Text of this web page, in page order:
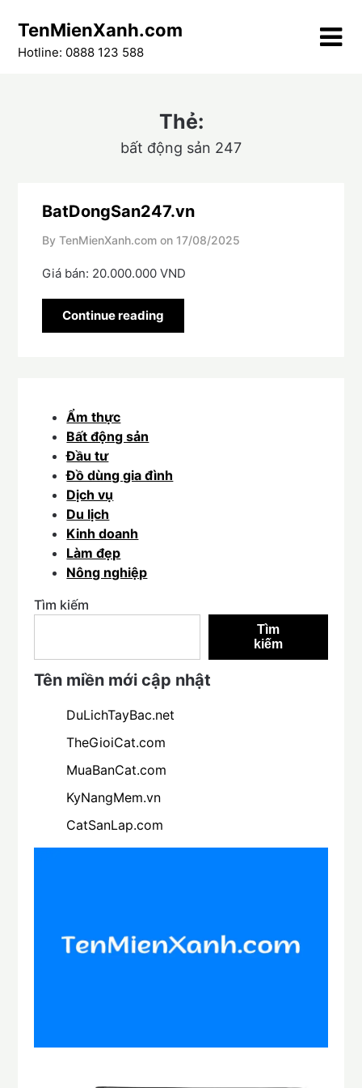
content
TenMienXanh.com
Hotline: 0888 123 588
Thẻ:
bất động sản 247
BatDongSan247.vn
By TenMienXanh.com on 17/08/2025
Giá bán: 20.000.000 VND
Continue reading
Ẩm thực
Bất động sản
Đầu tư
Đồ dùng gia đình
Dịch vụ
Du lịch
Kinh doanh
Làm đẹp
Nông nghiệp
Tìm kiếm
Tìm
kiếm
Tên miền mới cập nhật
DuLichTayBac.net
TheGioiCat.com
MuaBanCat.com
KyNangMem.vn
CatSanLap.com